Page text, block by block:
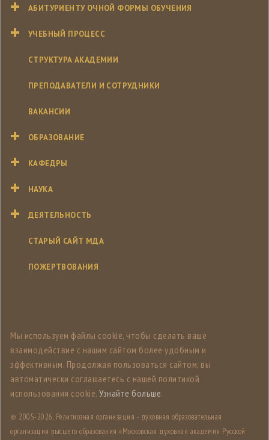
АБИТУРИЕНТУ ОЧНОЙ ФОРМЫ ОБУЧЕНИЯ
УЧЕБНЫЙ ПРОЦЕСС
СТРУКТУРА АКАДЕМИИ
ПРЕПОДАВАТЕЛИ И СОТРУДНИКИ
ВАКАНСИИ
ОБРАЗОВАНИЕ
КАФЕДРЫ
НАУКА
ДЕЯТЕЛЬНОСТЬ
СТАРЫЙ САЙТ МДА
ПОЖЕРТВОВАНИЯ
Мы используем файлы cookie, чтобы сделать ваше
взаимодействие с нашим сайтом более удобным и
эффективным. Продолжая пользоваться сайтом, вы
автоматически соглашаетесь с нашей политикой
использования cookie. Узнайте больше.
© 2005-2026, Религиозная организация - духовная образовательная
организация высшего образования «Московская духовная академия Русской